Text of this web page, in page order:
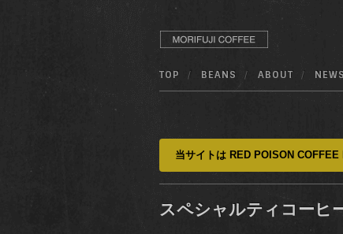
TOP BEANS ABOUT NEWS
当サイトは RED POISON
スペシャルティコーヒ